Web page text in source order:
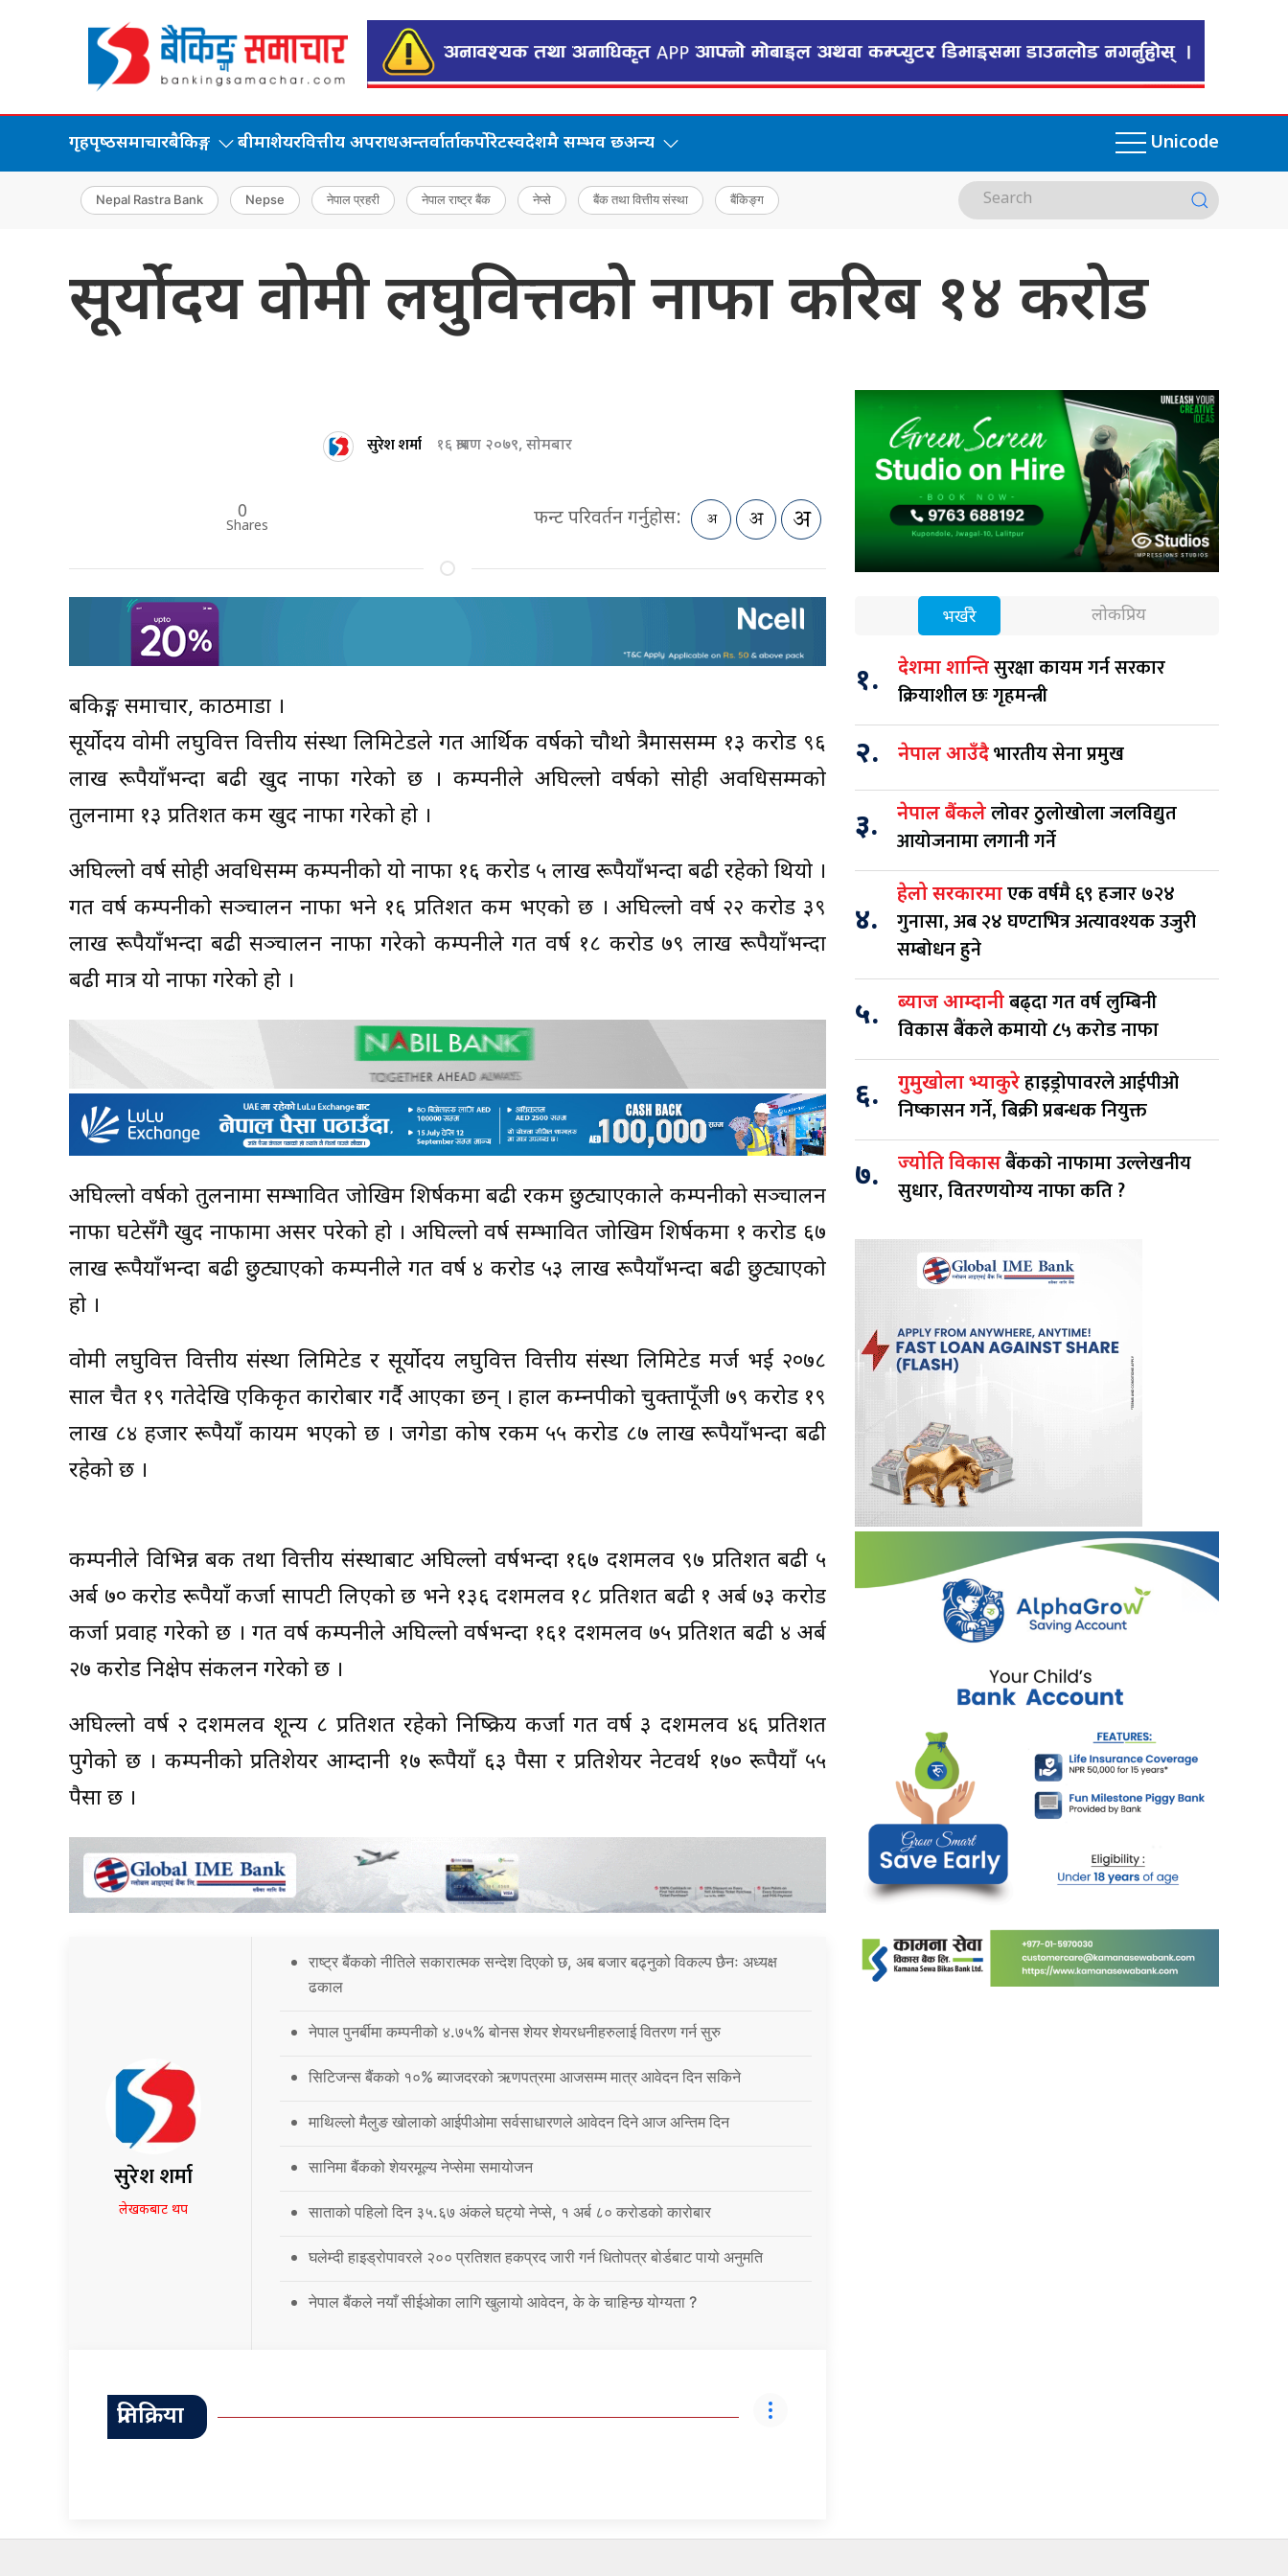
गृहपृष्‍ठसमाचारबैकिङ्ग बीमाशेयरवित्तीय अपराधअन्तर्वार्ताकर्पोरेटस्वदेशमै सम्भव छअन्य Unicode
Nepal Rastra Bank Nepse नेपाल प्रहरी नेपाल राष्ट्र बैंक नेप्से बैंक तथा वित्तीय संस्था बैंकिङ्ग
सूर्योदय वोमी लघुवित्तको नाफा करिब १४ करोड
सुरेश शर्मा १६ श्रावण २०७९, सोमबार
0
Shares फन्ट परिवर्तन गर्नुहोस:
बैंकिङ्ग समाचार, काठमाडौं ।
सूर्योदय वोमी लघुवित्त वित्तीय संस्था लिमिटेडले गत आर्थिक वर्षको चौथो त्रैमाससम्म १३ करोड ९६
लाख रूपैयाँभन्दा बढी खुद नाफा गरेको छ । कम्पनीले अघिल्लो वर्षको सोही अवधिसम्मको
तुलनामा १३ प्रतिशत कम खुद नाफा गरेको हो ।
अघिल्लो वर्ष सोही अवधिसम्म कम्पनीको यो नाफा १६ करोड ५ लाख रूपैयाँभन्दा बढी रहेको थियो ।
गत वर्ष कम्पनीको सञ्चालन नाफा भने १६ प्रतिशत कम भएको छ । अघिल्लो वर्ष २२ करोड ३९
लाख रूपैयाँभन्दा बढी सञ्चालन नाफा गरेको कम्पनीले गत वर्ष १८ करोड ७९ लाख रूपैयाँभन्दा
बढी मात्र यो नाफा गरेको हो ।
अघिल्लो वर्षको तुलनामा सम्भावित जोखिम शिर्षकमा बढी रकम छुट्याएकाले कम्पनीको सञ्चालन
नाफा घटेसँगै खुद नाफामा असर परेको हो । अघिल्लो वर्ष सम्भावित जोखिम शिर्षकमा १ करोड ६७
लाख रूपैयाँभन्दा बढी छुट्याएको कम्पनीले गत वर्ष ४ करोड ५३ लाख रूपैयाँभन्दा बढी छुट्याएको
हो ।
वोमी लघुवित्त वित्तीय संस्था लिमिटेड र सूर्योदय लघुवित्त वित्तीय संस्था लिमिटेड मर्ज भई २०७८
साल चैत १९ गतेदेखि एकिकृत कारोबार गर्दै आएका छन् । हाल कम्नपीको चुक्तापूँजी ७९ करोड १९
लाख ८४ हजार रूपैयाँ कायम भएको छ । जगेडा कोष रकम ५५ करोड ८७ लाख रूपैयाँभन्दा बढी
रहेको छ ।
कम्पनीले विभिन्न बैंक तथा वित्तीय संस्थाबाट अघिल्लो वर्षभन्दा १६७ दशमलव ९७ प्रतिशत बढी ५
अर्ब ७० करोड रूपैयाँ कर्जा सापटी लिएको छ भने १३६ दशमलव १८ प्रतिशत बढी १ अर्ब ७३ करोड
कर्जा प्रवाह गरेको छ । गत वर्ष कम्पनीले अघिल्लो वर्षभन्दा १६१ दशमलव ७५ प्रतिशत बढी ४ अर्ब
२७ करोड निक्षेप संकलन गरेको छ ।
अघिल्लो वर्ष २ दशमलव शून्य ८ प्रतिशत रहेको निष्क्रिय कर्जा गत वर्ष ३ दशमलव ४६ प्रतिशत
पुगेको छ । कम्पनीको प्रतिशेयर आम्दानी १७ रूपैयाँ ६३ पैसा र प्रतिशेयर नेटवर्थ १७० रूपैयाँ ५५
पैसा छ ।
सुरेश शर्मा
लेखकबाट थप
राष्ट्र बैंकको नीतिले सकारात्मक सन्देश दिएको छ, अब बजार बढ्नुको विकल्प छैनः अध्यक्ष
ढकाल
नेपाल पुनर्बीमा कम्पनीको ४.७५% बोनस शेयर शेयरधनीहरुलाई वितरण गर्न सुरु
सिटिजन्स बैंकको १०% ब्याजदरको ऋणपत्रमा आजसम्म मात्र आवेदन दिन सकिने
माथिल्लो मैलुङ खोलाको आईपीओमा सर्वसाधारणले आवेदन दिने आज अन्तिम दिन
सानिमा बैंकको शेयरमूल्य नेप्सेमा समायोजन
साताको पहिलो दिन ३५.६७ अंकले घट्यो नेप्से, १ अर्ब ८० करोडको कारोबार
घलेम्दी हाइड्रोपावरले २०० प्रतिशत हकप्रद जारी गर्न धितोपत्र बोर्डबाट पायो अनुमति
नेपाल बैंकले नयाँ सीईओका लागि खुलायो आवेदन, के के चाहिन्छ योग्यता ?
प्रतिक्रिया
भर्खरै लोकप्रिय
१. देशमा शान्तिसुरक्षा कायम गर्न सरकार
क्रियाशील छः गृहमन्त्री
२. नेपाल आउँदैभारतीय सेना प्रमुख
३. नेपाल बैंकलेलोवर ठुलोखोला जलविद्युत
आयोजनामा लगानी गर्ने
४.
हेलो सरकारमाएक वर्षमै ६९ हजार ७२४
गुनासा, अब २४ घण्टाभित्र अत्यावश्यक उजुरी
सम्बोधन हुने
५. ब्याज आम्दानीबढ्दा गत वर्ष लुम्बिनी
विकास बैंकले कमायो ८५ करोड नाफा
६. गुमुखोला भ्याकुरेहाइड्रोपावरले आईपीओ
निष्कासन गर्ने, बिक्री प्रबन्धक नियुक्त
७. ज्योति विकासबैंकको नाफामा उल्लेखनीय
सुधार, वितरणयोग्य नाफा कति ?